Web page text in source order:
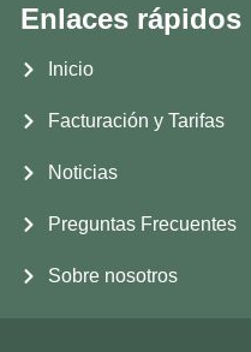
Enlaces rápidos
Inicio
Facturación y Tarifas
Noticias
Preguntas Frecuentes
Sobre nosotros